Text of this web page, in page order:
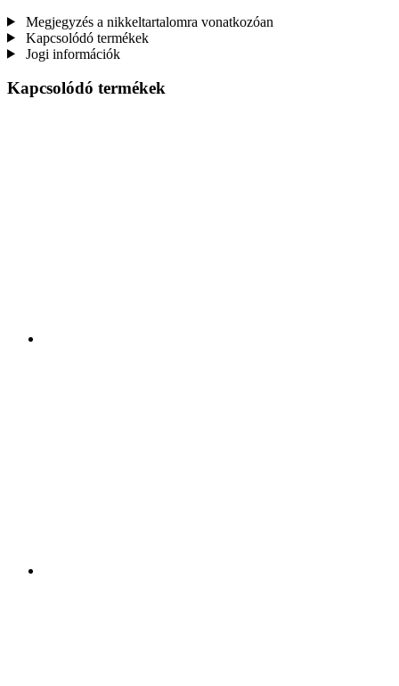
Megjegyzés a nikkeltartalomra vonatkozóan
Kapcsolódó termékek
Jogi információk
Kapcsolódó termékek